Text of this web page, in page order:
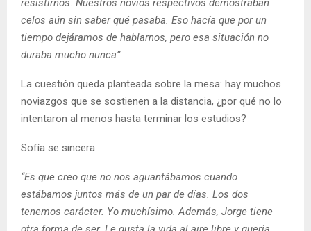
resistirnos. Nuestros novios respectivos demostraban
celos aún sin saber qué pasaba. Eso hacía que por un
tiempo dejáramos de hablarnos, pero esa situación no
duraba mucho nunca”.
La cuestión queda planteada sobre la mesa: hay muchos
noviazgos que se sostienen a la distancia, ¿por qué no lo
intentaron al menos hasta terminar los estudios?
Sofía se sincera.
“Es que creo que no nos aguantábamos cuando
estábamos juntos más de un par de días. Los dos
tenemos carácter. Yo muchísimo. Además, Jorge tiene